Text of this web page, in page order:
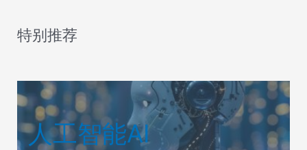
特别推荐
人工智能AI